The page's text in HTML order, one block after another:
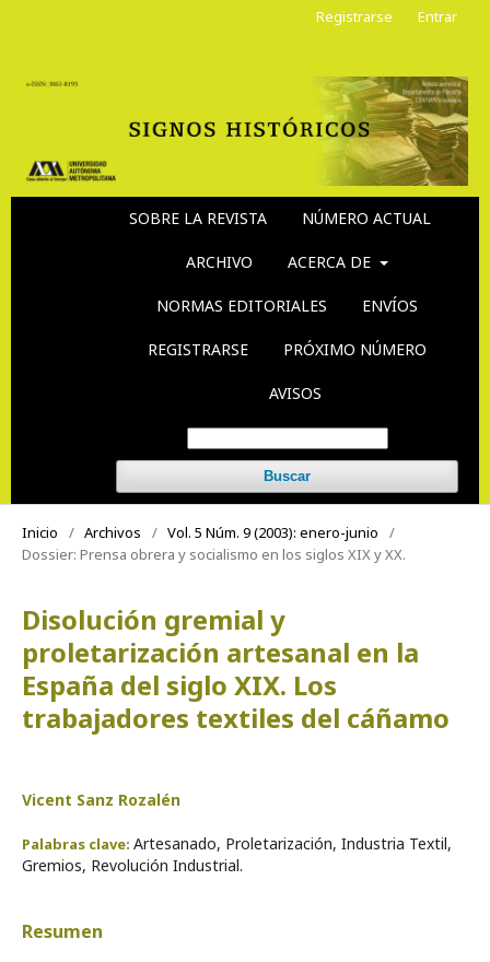
SOBRE LA REVISTA NÚMERO ACTUAL
ARCHIVO ACERCA DE
NORMAS EDITORIALES ENVÍOS
REGISTRARSE PRÓXIMO NÚMERO
AVISOS
Buscar
Registrarse Entrar
Inicio / Archivos / Vol. 5 Núm. 9 (2003): enero-junio
/
Dossier: Prensa obrera y socialismo en los siglos XIX y XX.
Disolución gremial y
proletarización artesanal en la
España del siglo XIX. Los
trabajadores textiles del cáñamo
Vicent Sanz Rozalén
Palabras clave: Artesanado, Proletarización, Industria Textil,
Gremios, Revolución Industrial.
Resumen